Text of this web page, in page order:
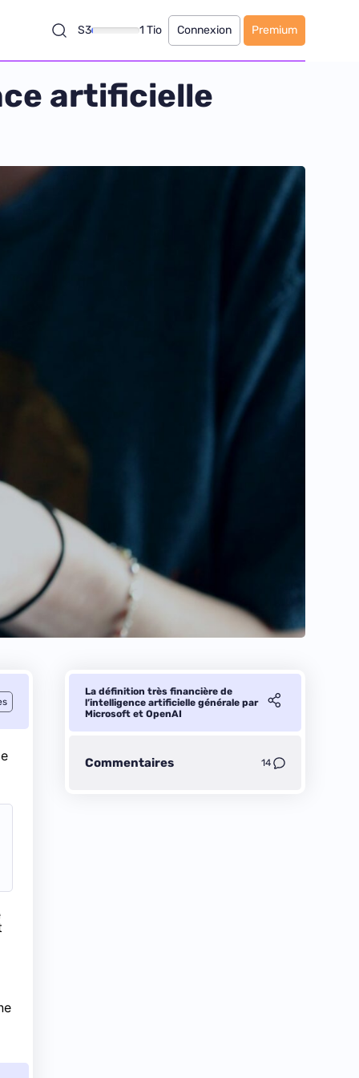
S3 1 Tio Connexion Premium
artificielle
La définition très financière de
l’intelligence artificielle générale par
Microsoft et OpenAI
Commentaires 14